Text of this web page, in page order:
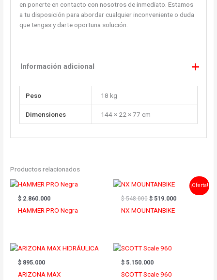
en ponerte en contacto con nosotros de inmediato. Estamos
a tu disposición para abordar cualquier inconveniente o duda
que tengas y darte oportuna solución.
Información adicional
Peso 18 kg
Dimensiones 144 × 22 × 77 cm
Productos relacionados
$ 2.860.000
HAMMER PRO Negra
¡Oferta!
$548.000
El
original
$ 548.000.
$ 519.000
precio
actual
NX MOUNTANBIKE
$ 895.000
ARIZONA MAX
$ 5.150.000
SCOTT Scale 960